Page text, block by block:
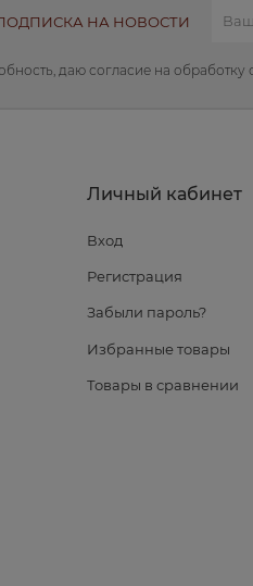
НА НОВОСТИ
даю согласие на
Личный кабинет
Вход
Регистрация
Забыли пароль?
Избранные товары
Товары в сравнении